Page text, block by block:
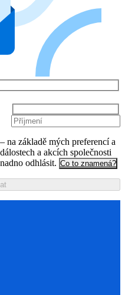
na základě mých preferencí a
a akcích společnosti
odhlásit. Co to znamená?